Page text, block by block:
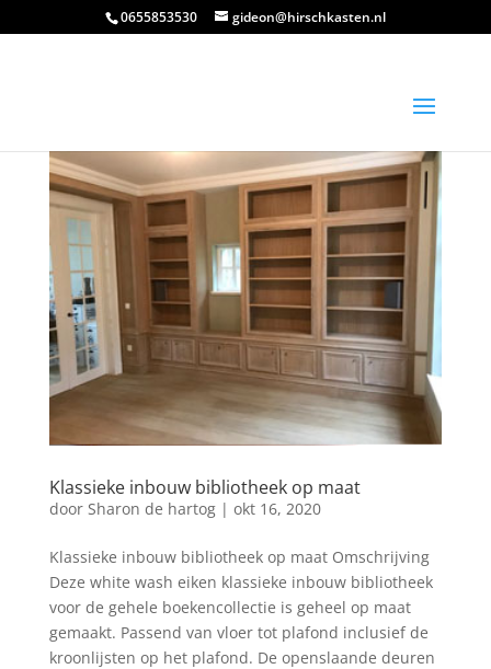
0655853530 gideon@hirschkasten.nl
Klassieke inbouw bibliotheek op maat
door Sharon de hartog| okt 16, 2020
Klassieke inbouw bibliotheek op maat Omschrijving
Deze white wash eiken klassieke inbouw bibliotheek
voor de gehele boekencollectie is geheel op maat
gemaakt. Passend van vloer tot plafond inclusief de
kroonlijsten op het plafond. De openslaande deuren